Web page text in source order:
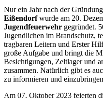
Nur ein Jahr nach der
Eißendorfwurde am 20.
Jugendfeuerwehr gegründet.
Jugendlichen im Brandschutz,
tragbaren Leitern und Erster
große Aufgabe und bringt die
Besichtigungen, Zeltlager und
zusammen. Natürlich gibt es
zu informieren und
Am 07. Oktober 2023 feierten